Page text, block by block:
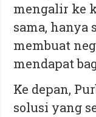
mengalir ke
sama, hanya
membuat
mendapat
Ke depan,
solusi yang